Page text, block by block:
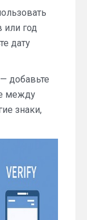
или год
дату
добавьте
между
знаки,